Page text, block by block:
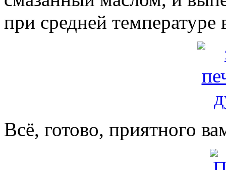
при средней температуре
Всё, готово, приятного